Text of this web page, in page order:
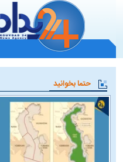
حتما بخوانید